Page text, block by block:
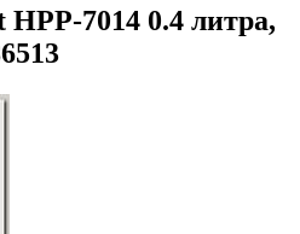
7014 0.4 литра,